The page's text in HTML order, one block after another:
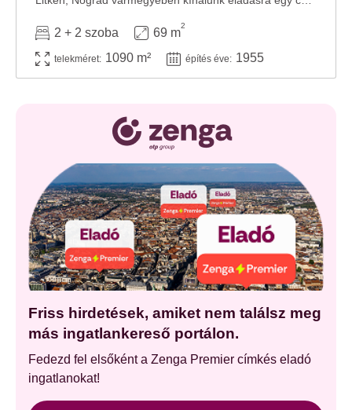
2 + 2 szoba 69 m
2
telekméret: 1090 m² építés éve: 1955
Friss hirdetések, amiket nem találsz meg
más ingatlankereső portálon.
Fedezd fel elsőként a Zenga Premier címkés eladó
ingatlanokat!